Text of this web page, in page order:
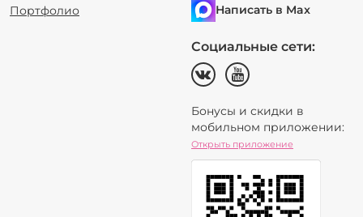
Портфолио
Написать в Max
Социальные сети:
Бонусы и скидки в
мобильном приложении:
Открыть приложение